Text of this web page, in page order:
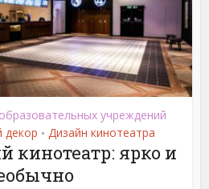
учреждений
декор • Дизайн кинотеатра
кинотеатр: ярко и